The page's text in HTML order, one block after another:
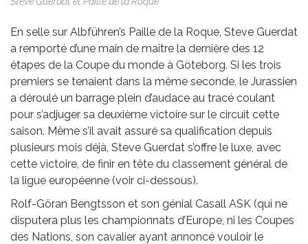
En selle sur Albführen’s Paille de la Roque, Steve Guerdat
a remporté d’une main de maître la dernière des 12
étapes de la Coupe du monde à Göteborg. Si les trois
premiers se tenaient dans la même seconde, le Jurassien
a déroulé un barrage plein d’audace au tracé coulant
pour s’adjuger sa deuxième victoire sur le circuit cette
saison. Même s’il avait assuré sa qualification depuis
plusieurs mois déjà, Steve Guerdat s’offre le luxe, avec
cette victoire, de finir en tête du classement général de
la ligue européenne (voir ci-dessous).
Rolf-Göran Bengtsson et son génial Casall ASK (qui ne
disputera plus les championnats d’Europe, ni les Coupes
des Nations, son cavalier ayant annoncé vouloir le